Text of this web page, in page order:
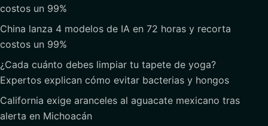
costos un 99%
China lanza 4 modelos de IA en 72 horas y recorta
costos un 99%
¿Cada cuánto debes limpiar tu tapete de yoga?
Expertos explican cómo evitar bacterias y hongos
California exige aranceles al aguacate mexicano tras
alerta en Michoacán